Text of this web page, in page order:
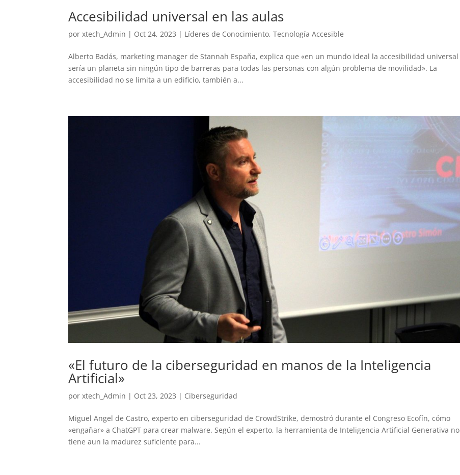
Accesibilidad universal en las aulas
porxtech_Admin | Oct 24, 2023 | Líderes de Conocimiento,Tecnología Accesible
Alberto Badás, marketing manager de Stannah España, explica que «en un mundo ideal la accesibilidad universal
sería un planeta sin ningún tipo de barreras para todas las personas con algún problema de movilidad». La
accesibilidad no se limita a un edificio, también a...
«El futuro de la ciberseguridad en manos de la Inteligencia
Artificial»
porxtech_Admin | Oct 23, 2023 | Ciberseguridad
Miguel Angel de Castro, experto en ciberseguridad de CrowdStrike, demostró durante el Congreso Ecofín, cómo
«engañar» a ChatGPT para crear malware. Según el experto, la herramienta de Inteligencia Artificial Generativa no
tiene aun la madurez suficiente para...